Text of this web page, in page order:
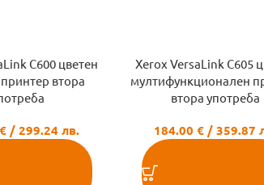
C600 цветен
втора
€ / 299.24 лв.
Xerox VersaLink C605
мултифункционален
втора употреба
184.00€ / 359.87